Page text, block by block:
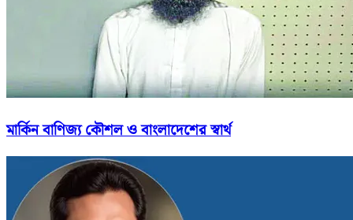
মার্কিন বাণিজ্য কৌশল ও বাংলাদেশের স্বার্থ